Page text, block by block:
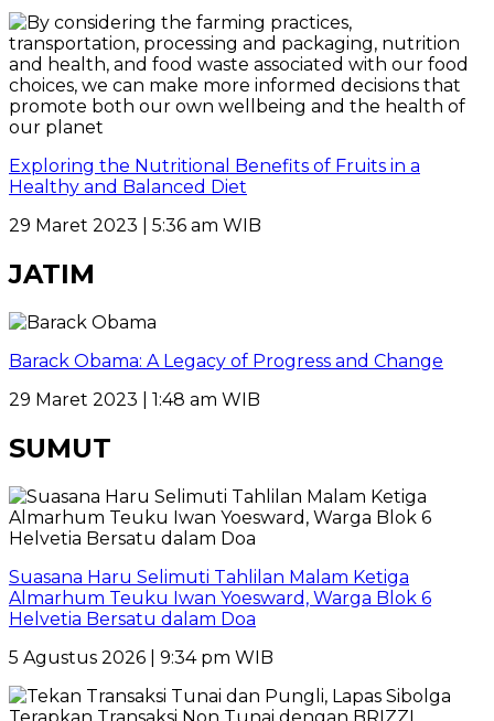
Exploring the Nutritional Benefits of Fruits in a
Healthy and Balanced Diet
29 Maret 2023 | 5:36 am WIB
JATIM
Barack Obama: A Legacy of Progress and Change
29 Maret 2023 | 1:48 am WIB
SUMUT
Suasana Haru Selimuti Tahlilan Malam Ketiga
Almarhum Teuku Iwan Yoesward, Warga Blok 6
Helvetia Bersatu dalam Doa
5 Agustus 2026 | 9:34 pm WIB